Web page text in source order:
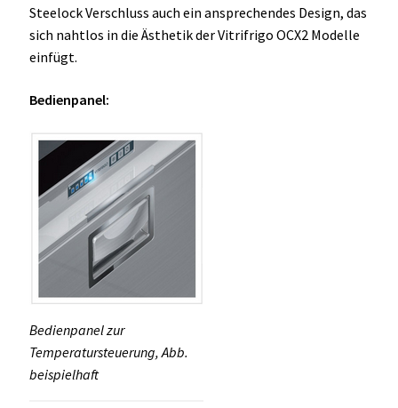
Steelock Verschluss auch ein ansprechendes Design, das
sich nahtlos in die Ästhetik der Vitrifrigo OCX2 Modelle
einfügt.
Bedienpanel:
Bedienpanel zur
Temperatursteuerung, Abb.
beispielhaft